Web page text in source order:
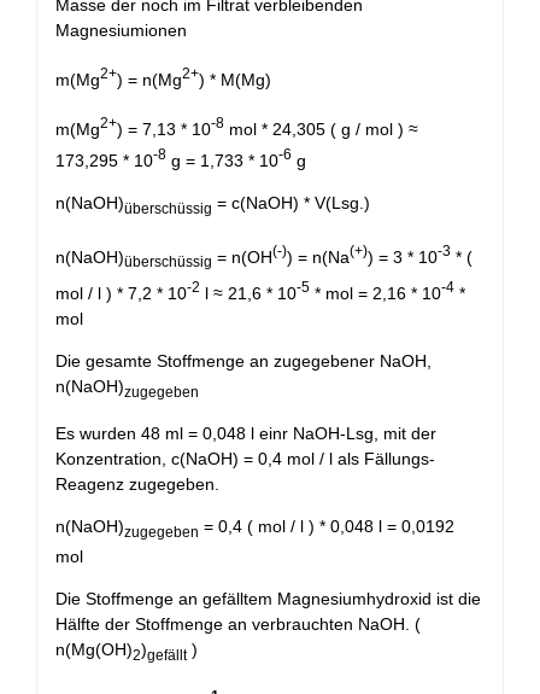
Masse der noch im Filtrat verbleibenden
Magnesiumionen
m(Mg2+) = n(Mg2+) * M(Mg)
m(Mg2+) = 7,13 * 10-8 mol * 24,305 ( g / mol ) ≈
173,295 * 10-8 g = 1,733 * 10-6 g
n(NaOH)überschüssig = c(NaOH) * V(Lsg.)
n(NaOH)überschüssig = n(OH(-)) = n(Na(+)) = 3 * 10-3 * (
mol / l ) * 7,2 * 10-2 l ≈ 21,6 * 10-5 * mol = 2,16 * 10-4 *
mol
Die gesamte Stoffmenge an zugegebener NaOH,
n(NaOH)zugegeben
Es wurden 48 ml = 0,048 l einr NaOH-Lsg, mit der
Konzentration, c(NaOH) = 0,4 mol / l als Fällungs-
Reagenz zugegeben.
n(NaOH)zugegeben = 0,4 ( mol / l ) * 0,048 l = 0,0192
mol
Die Stoffmenge an gefälltem Magnesiumhydroxid ist die
Hälfte der Stoffmenge an verbrauchten NaOH. (
n(Mg(OH)2)gefällt)